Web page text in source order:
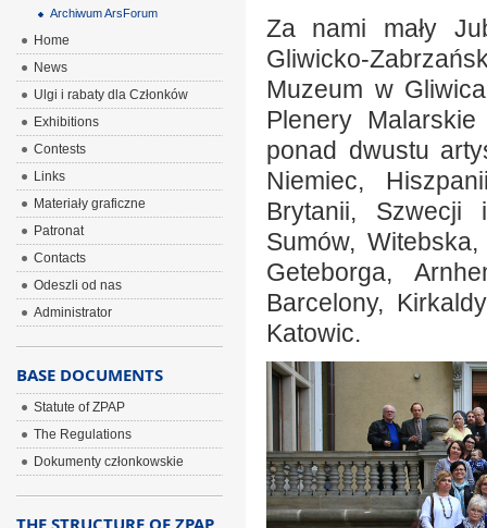
Za nami mały
Gliwicko-
Muzeum w
Plenery
ponad dwustu
Niemiec,
Brytanii, Szwecji
Sumów,
Geteborga,
Barcelony,
Katowic.
Archiwum ArsForum
Home
News
Ulgi i rabaty dla Członków
Exhibitions
Contests
Links
Materiały graficzne
Patronat
Contacts
Odeszli od nas
Administrator
BASE DOCUMENTS
Statute of ZPAP
The Regulations
Dokumenty członkowskie
THE STRUCTURE OF ZPAP